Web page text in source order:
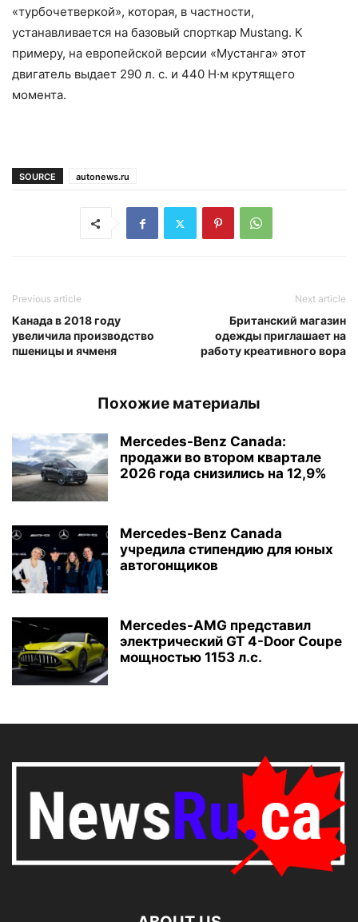
«турбочетверкой», которая, в частности,
устанавливается на базовый спорткар Mustang. К
примеру, на европейской версии «Мустанга» этот
двигатель выдает 290 л. с. и 440 Н·м крутящего
момента.
SOURCE autonews.ru
Previous article
Канада в 2018 году
увеличила производство
пшеницы и ячменя
Next article
Британский магазин
одежды приглашает на
работу креативного вора
Похожие материалы
Mercedes-Benz Canada:
продажи во втором квартале
2026 года снизились на 12,9%
Mercedes-Benz Canada
учредила стипендию для юных
автогонщиков
Mercedes-AMG представил
электрический GT 4-Door Coupe
мощностью 1153 л.с.